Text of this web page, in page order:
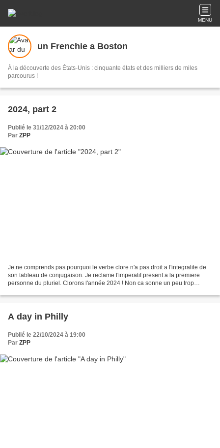
MENU
un Frenchie a Boston
À la découverte des États-Unis : cinquante états et des milliers de miles
parcourus !
2024, part 2
Publié le 31/12/2024 à 20:00
Par ZPP
Je ne comprends pas pourquoi le verbe clore n'a pas droit a l'integralite de
son tableau de conjugaison. Je reclame l'imperatif present a la premiere
personne du pluriel. Clorons l'année 2024 ! Non ca sonne un peu trop
A day in Philly
Publié le 22/10/2024 à 19:00
Par ZPP